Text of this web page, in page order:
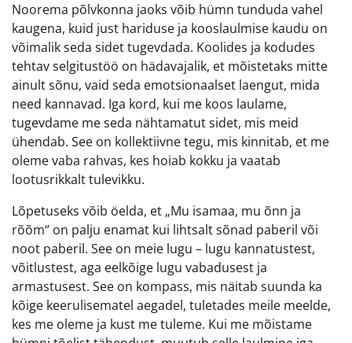
Noorema põlvkonna jaoks võib hümn tunduda vahel
kaugena, kuid just hariduse ja kooslaulmise kaudu on
võimalik seda sidet tugevdada. Koolides ja kodudes
tehtav selgitustöö on hädavajalik, et mõistetaks mitte
ainult sõnu, vaid seda emotsionaalset laengut, mida
need kannavad. Iga kord, kui me koos laulame,
tugevdame me seda nähtamatut sidet, mis meid
ühendab. See on kollektiivne tegu, mis kinnitab, et me
oleme vaba rahvas, kes hoiab kokku ja vaatab
lootusrikkalt tulevikku.
Lõpetuseks võib öelda, et „Mu isamaa, mu õnn ja
rõõm“ on palju enamat kui lihtsalt sõnad paberil või
noot paberil. See on meie lugu – lugu kannatustest,
võitlustest, aga eelkõige lugu vabadusest ja
armastusest. See on kompass, mis näitab suunda ka
kõige keerulisematel aegadel, tuletades meile meelde,
kes me oleme ja kust me tuleme. Kui me mõistame